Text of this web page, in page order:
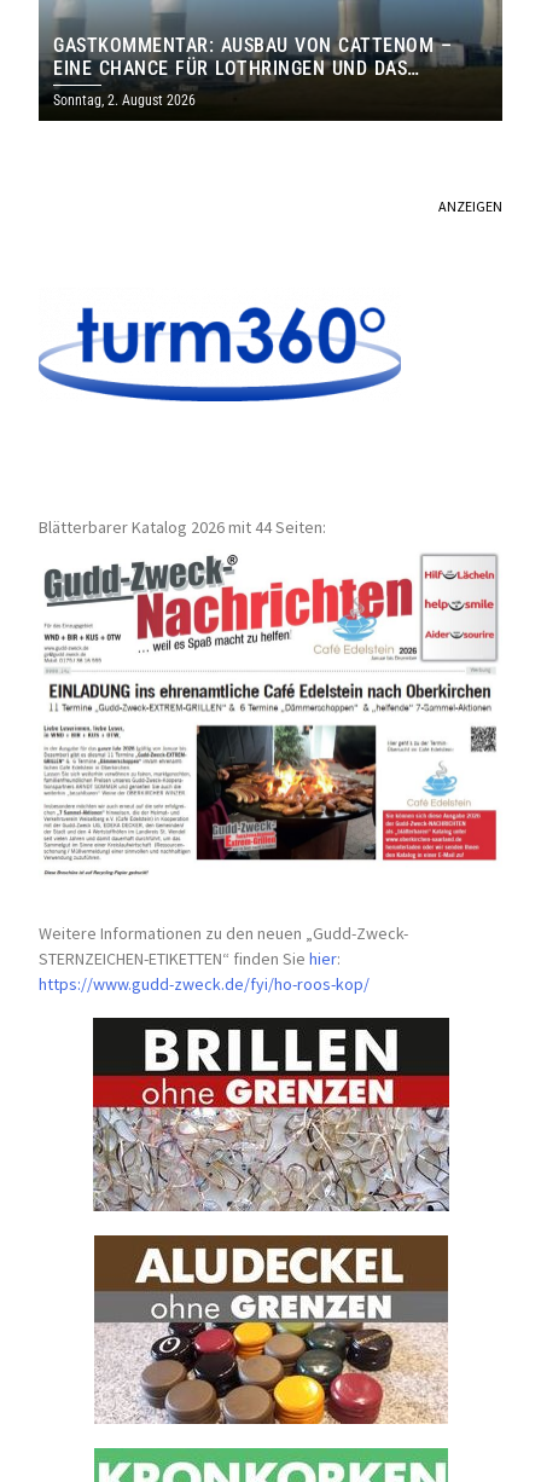
GASTKOMMENTAR: AUSBAU VON CATTENOM –
EINE CHANCE FÜR LOTHRINGEN UND DAS
SAARLAND
Sonntag, 2. August 2026
ANZEIGEN
Blätterbarer Katalog 2026 mit 44 Seiten:
Weitere Informationen zu den neuen „Gudd-Zweck-
STERNZEICHEN-ETIKETTEN“ finden Siehier:
https://www.gudd-zweck.de/fyi/ho-roos-kop/